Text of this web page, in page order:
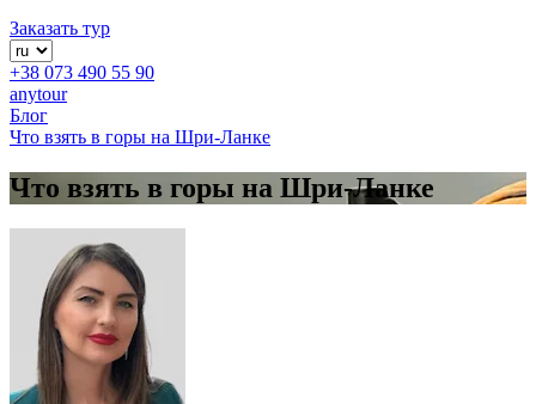
Заказать тур
+38 073 490 55 90
anytour
Блог
Что взять в горы на Шри-Ланке
Что взять в горы на Шри-Ланке